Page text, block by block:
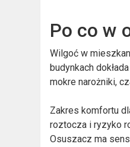
Po co w
Wilgoć w
budynkach
mokre narożniki,
Zakres komfortu
roztocza i ryzyko
Osuszacz ma